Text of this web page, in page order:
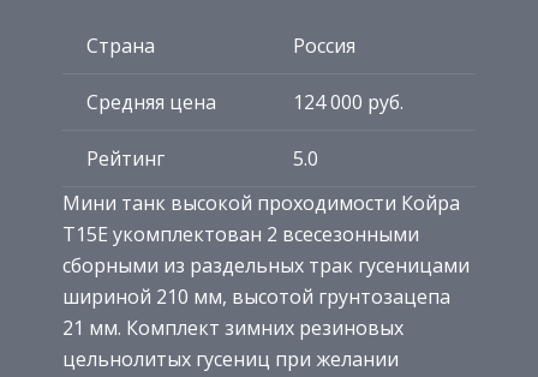
Страна Россия
Средняя цена 124 000 руб.
Рейтинг
5.0
Мини танк высокой проходимости Койра
Т15Е укомплектован 2 всесезонными
сборными из раздельных трак гусеницами
шириной 210 мм, высотой грунтозацепа
21 мм. Комплект зимних резиновых
цельнолитых гусениц при желании